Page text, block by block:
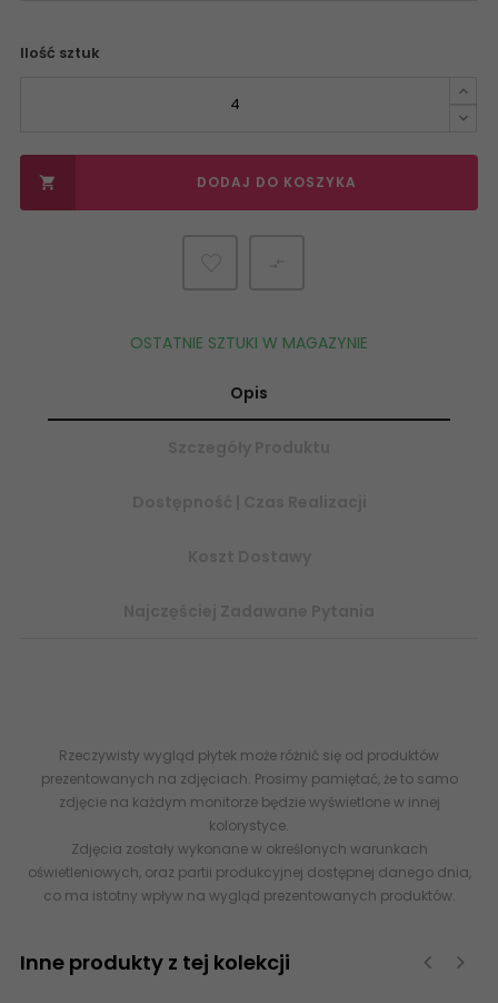
Ilość sztuk
 DODAJ DO KOSZYKA
OSTATNIE SZTUKI W MAGAZYNIE
Opis
Rzeczywisty wygląd płytek może różnić się od produktów
prezentowanych na zdjęciach. Prosimy pamiętać, że to samo
zdjęcie na każdym monitorze będzie wyświetlone w innej
kolorystyce.
Zdjęcia zostały wykonane w określonych warunkach
oświetleniowych, oraz partii produkcyjnej dostępnej danego dnia,
co ma istotny wpływ na wygląd prezentowanych produktów.
Inne produkty z tej kolekcji